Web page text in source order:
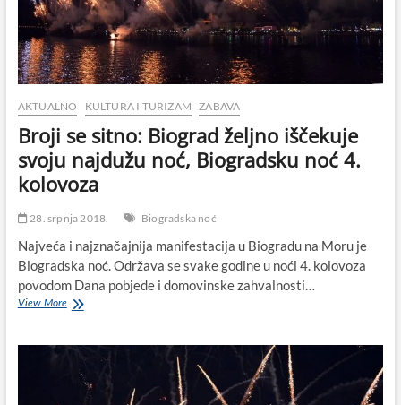
AKTUALNO KULTURA I TURIZAM ZABAVA
Broji se sitno: Biograd željno iščekuje
svoju najdužu noć, Biogradsku noć 4.
kolovoza
28. srpnja 2018. Biogradska noć
Najveća i najznačajnija manifestacija u Biogradu na Moru je
Biogradska noć. Održava se svake godine u noći 4. kolovoza
povodom Dana pobjede i domovinske zahvalnosti…
View MoreBroji
Biograd
iščekuje